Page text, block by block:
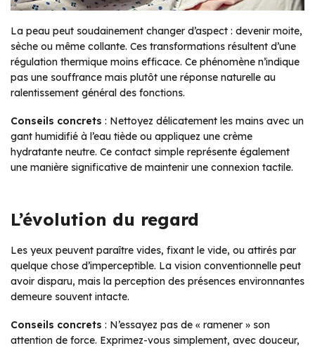
La peau peut soudainement changer d’aspect : devenir moite,
sèche ou même collante. Ces transformations résultent d’une
régulation thermique moins efficace. Ce phénomène n’indique
pas une souffrance mais plutôt une réponse naturelle au
ralentissement général des fonctions.
Conseils concrets : Nettoyez délicatement les mains avec un
gant humidifié à l’eau tiède ou appliquez une crème
hydratante neutre. Ce contact simple représente également
une manière significative de maintenir une connexion tactile.
L’évolution du regard
Les yeux peuvent paraître vides, fixant le vide, ou attirés par
quelque chose d’imperceptible. La vision conventionnelle peut
avoir disparu, mais la perception des présences environnantes
demeure souvent intacte.
Conseils concrets : N’essayez pas de « ramener » son
attention de force. Exprimez-vous simplement, avec douceur,